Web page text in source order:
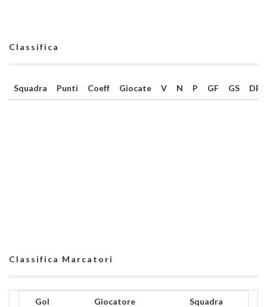
Classifica
Squadra Punti Coeff Giocate V N P GF GS DR
Classifica Marcatori
Gol Giocatore Squadra